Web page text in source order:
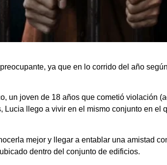
ya que en lo corrido del año según
un joven de 18 años que cometió violación
llego a vivir en el mismo conjunto en el
mejor y llegar a entablar una amistad
dentro del conjunto de edificios.